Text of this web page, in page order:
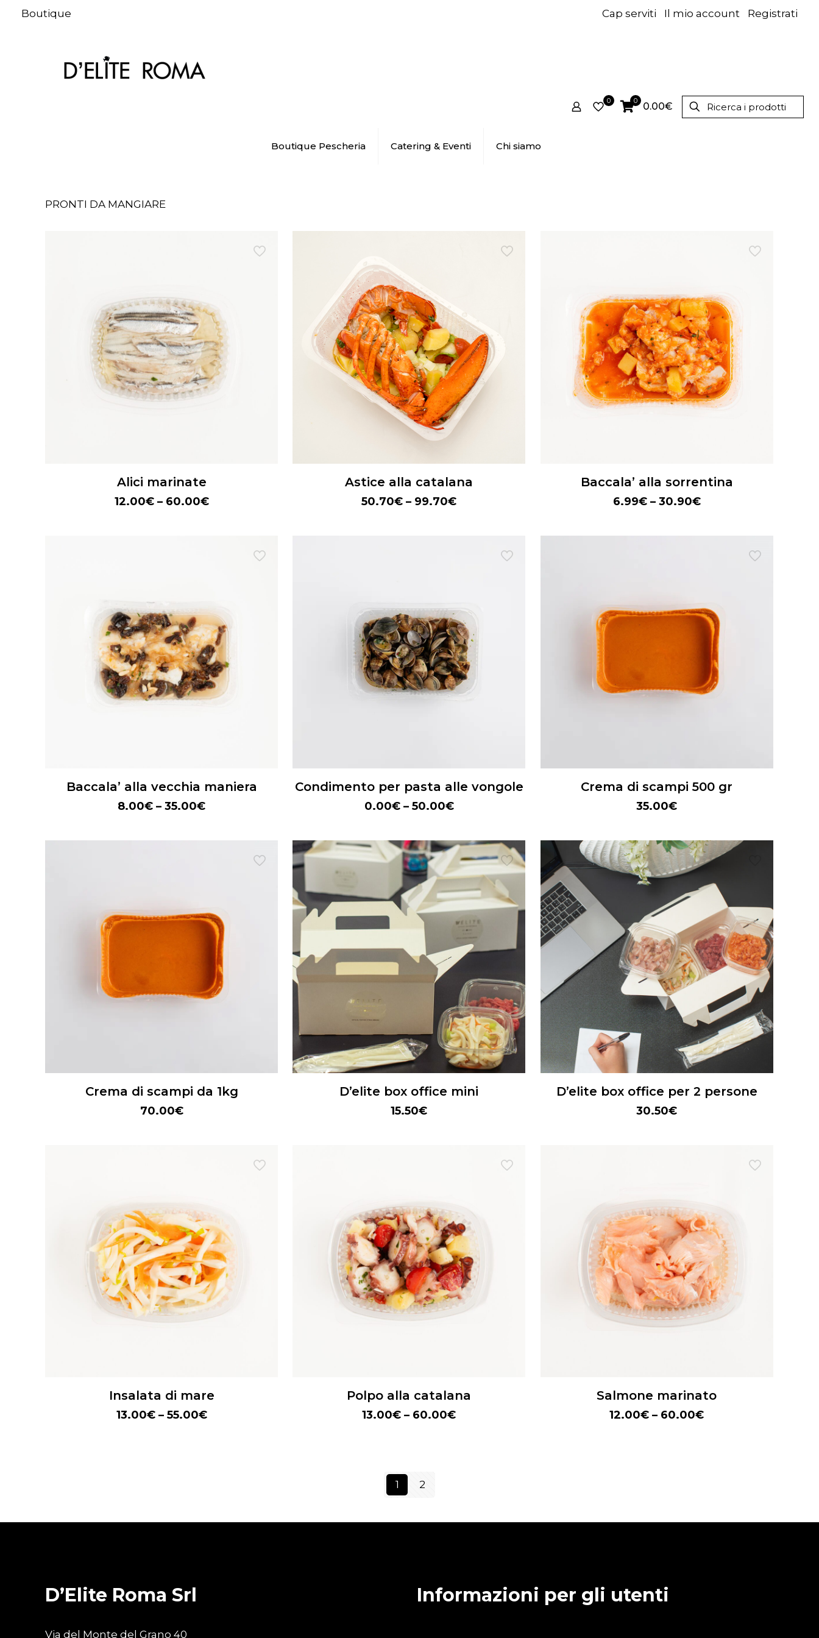
Boutique Cap serviti Il mio account Registrati
Boutique Pescheria Catering & Eventi Chi siamo
0 0 0.00€
PRONTI DA MANGIARE
Alici marinate
12.00€– 60.00€
Astice alla catalana
50.70€ – 99.70€
Baccala’ alla sorrentina
6.99€– 30.90€
Baccala’ alla vecchia maniera
8.00€ –35.00€
Condimento per pasta alle vongole
0.00€– 50.00€
Crema di scampi 500 gr
35.00€
Crema di scampi da 1kg
70.00€
D’elite box office mini
15.50€
D’elite box office per 2 persone
30.50€
Insalata di mare
13.00€– 55.00€
Polpo alla catalana
13.00€ – 60.00€
Salmone marinato
12.00€ – 60.00€
1 2
D’Elite Roma Srl
Via del Monte del Grano 40
Informazioni per gli utenti